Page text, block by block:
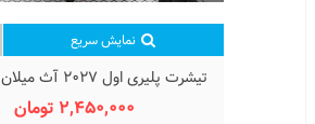
نمایش سریع
Home Kit 2027
2,450,000 تومان